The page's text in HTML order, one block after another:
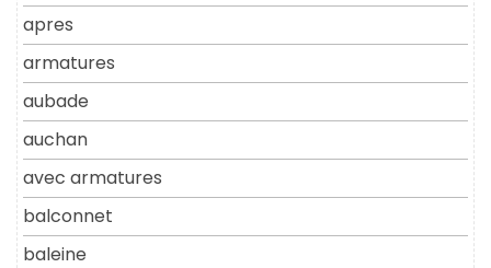
apres
armatures
aubade
auchan
avec armatures
balconnet
baleine